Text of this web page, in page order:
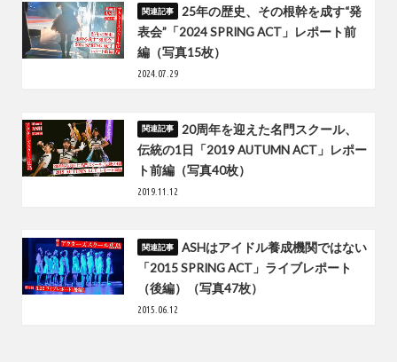
25年の歴史、その根幹を成す“発
表会”「2024 SPRING ACT」レポート前
編（写真15枚）
2024.07.29
20周年を迎えた名門スクール、
伝統の1日「2019 AUTUMN ACT」レポー
ト前編（写真40枚）
2019.11.12
ASHはアイドル養成機関ではない
「2015 SPRING ACT」ライブレポート
（後編）（写真47枚）
2015.06.12